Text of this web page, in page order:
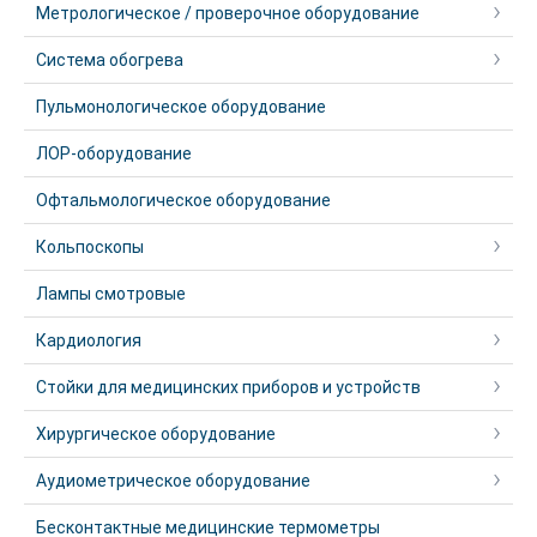
Метрологическое / проверочное оборудование
Система обогрева
Пульмонологическое оборудование
ЛОР-оборудование
Офтальмологическое оборудование
Кольпоскопы
Лампы смотровые
Кардиология
Стойки для медицинских приборов и устройств
Хирургическое оборудование
Аудиометрическое оборудование
Бесконтактные медицинские термометры